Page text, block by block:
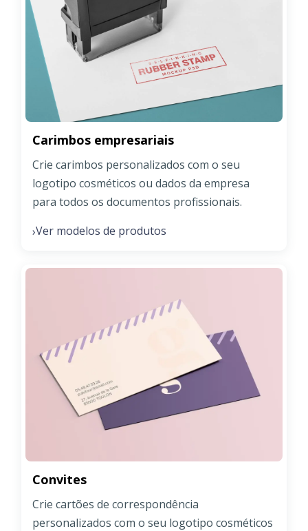
Carimbos empresariais
Crie carimbos personalizados com o seu
logotipo cosméticos ou dados da empresa
para todos os documentos profissionais.
›Ver modelos de produtos
Convites
Crie cartões de correspondência
personalizados com o seu logotipo cosméticos